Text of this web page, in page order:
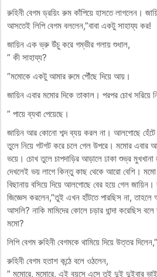
রুহিনী বেগম ড্রয়িং রুম কাঁপিয়ে হাসতে লাগলেন।
আসতেই লিপি বেগম বললেন,”বাবা একটু সাহায্য কর!
জায়িন এক ভ্রু উঁচু করে গম্ভীর গলায় শুধাল,
” কী সাহায্য?
“মমোকে একটু আমার রুমে পৌঁছে দিয়ে আয়।
জায়িন এবার মমোর দিকে তাকাল। পরপর চোখ সরিয়ে
” পায়ে ব্যথা পেয়েছে।
জায়িন আর কোনো শব্দ ব্যয় করল না। আলগোছে
তুলে নিয়ে গটগট করে চলে গেল উপরে। মমোর এবার
ভয়ে। চোখ তুলে চাপদাড়ির আড়ালে ঢাকা শুভ্র
দেখলেই ভয় লাগে কিন্তু কাছ থেকে আরো বেশি।
বিছানায় বসিয়ে দিয়ে আলগোছে বের হয়ে গেল
জিজ্ঞেস করলেন,”তুই এখন হাঁটতে পারছিস না, তাহলে
আসলি? নাকি মামিদের কোলে চড়ার ধান্দা করেছিস
মমো?
লিপি বেগম রুহিনী বেগমকে থামিয়ে দিয়ে উত্তর
রুহিনী বেগম হতাশ কন্ঠে বলে ওঠলেন,
” মমোরে, মমোরে, এই বয়সে এসে তুই দুই দুইবার